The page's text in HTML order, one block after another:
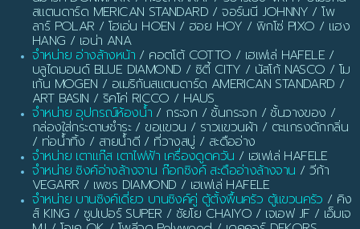
สแตนดาร์ด MERICAN STANDARD / จอร์นนี JOHNNY / โพ
ลาร์ POLAR / โฮเอ่น HOEN / ฮอย HOY / พิกโซ่ PIXO / แฮง
HANG / เอน่า ANA
จำหน่าย อ่างล้างหน้า / คอตโต้ COTTO / เฮเฟเล่ HAFELE /
บลูไดมอนด์ BLUE DIAMOND / ซิตี้ CITY / นัสโก้ NASCO / โม
เก้น MOGEN / อเมริกันสแตนดาร์ด AMERICAN STANDARD /
ART BASIN / ริคโค่ RICCO / HAUS
จำหน่าย อุปกรณ์ห้องน้ำ / กระจก / ชั้นกระจก / ชั้นวางของ /
กล่องใส่กระดาษชำระ / ขอแขวน / ราวแขวนผ้า / ตะแกรงดักกลิ่น
/ ท่อน้ำทิ้ง / สายน้ำดี / ที่วางสบู่ / สะดืออ่าง
จำหน่าย เตาแก๊ส เตาไฟฟ้า เครื่องดูดควัน / เฮเฟเล่ HAFELE
จำหน่าย ซิงค์อ่างล้างจาน ก๊อกซิงค์ สะดืออ่างล้างจาน / วีก้า
VEGARR / เพชร DIAMOND / เฮเฟเล่ HAFELE
จำหน่าย บานซิงค์เดี่ยว บานซิงค์คู่ ตู้ตั้งพื้นครัว ตู้แขวนครัว / คิง
ส์ KING / ซูปเปอร์ SUPER / ชัยโย CHAIYO / เจเอฟ JF / เอ็มเจ